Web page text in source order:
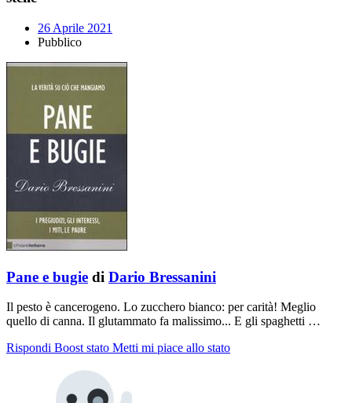
26 Aprile 2021
Pubblico
Pane e bugie di Dario Bressanini
Il pesto è cancerogeno. Lo zucchero bianco: per carità! Meglio
quello di canna. Il glutammato fa malissimo... E gli spaghetti …
Rispondi Boost stato Metti mi piace allo stato